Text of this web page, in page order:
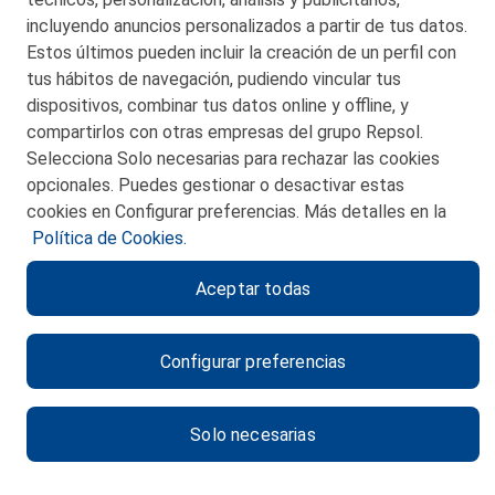
CONTACTO
MAPA WEB
POLITICA DE PRIVACIDAD
POLITICA DE COOKIES
CANAL DE ÉTICA
incluyendo anuncios personalizados a partir de tus datos.
Estos últimos pueden incluir la creación de un perfil con
tus hábitos de navegación, pudiendo vincular tus
dispositivos, combinar tus datos online y offline, y
compartirlos con otras empresas del grupo Repsol.
Selecciona Solo necesarias para rechazar las cookies
opcionales. Puedes gestionar o desactivar estas
cookies en Configurar preferencias. Más detalles en la
Política de Cookies.
Configurar preferencias
Solo necesarias
Aceptar todas